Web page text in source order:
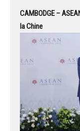
CAMBODGE –
la Chine